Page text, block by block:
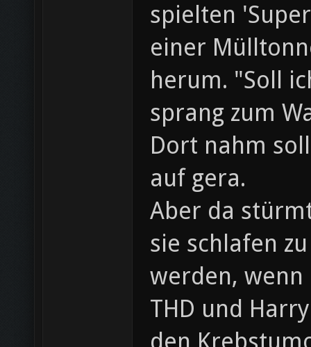
spielten
einer
herum. "Soll
sprang zum
Dort nahm
auf gera.
Aber da
sie schlafen
werden, wenn
THD und
den